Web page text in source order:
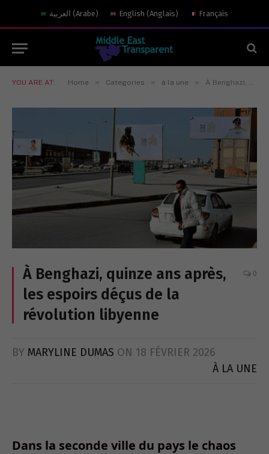
العربية (Arabe) English (Anglais) Français
YOU ARE AT: Home » Categories » à la une » À Benghazi, quinze ans après, les espoirs déçus de la révolution libyenne
À Benghazi, quinze ans après,
les espoirs déçus de la
révolution libyenne
0
BY MARYLINE DUMAS ON 18 FÉVRIER 2026
À LA UNE
Dans la seconde ville du pays le chaos